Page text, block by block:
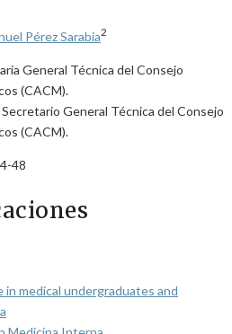
Pérez Sarabia2
General Técnica del Consejo
(CACM).
General Técnica del Consejo
(CACM).
48
in medical undergraduates and